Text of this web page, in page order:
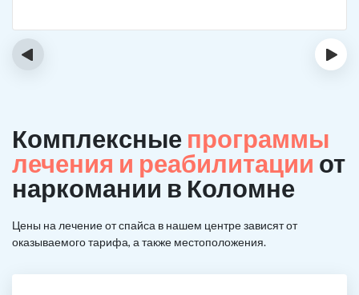
‹ ›
Комплексные программы
лечения и реабилитации от
наркомании в Коломне
Цены на лечение от спайса в нашем центре зависят от
оказываемого тарифа, а также местоположения.